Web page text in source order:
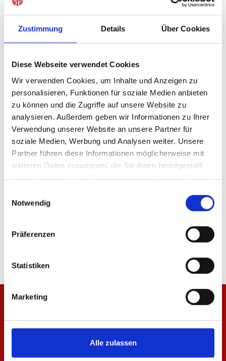
Zustimmung Details Über Cookies
Diese Webseite verwendet Cookies
Wir verwenden Cookies, um Inhalte und Anzeigen zu
personalisieren, Funktionen für soziale Medien anbieten
zu können und die Zugriffe auf unsere Website zu
analysieren. Außerdem geben wir Informationen zu Ihrer
Verwendung unserer Website an unsere Partner für
soziale Medien, Werbung und Analysen weiter. Unsere
Partner führen diese Informationen möglicherweise mit
weiteren Daten zusammen, die Sie ihnen bereitgestellt
haben oder die sie im Rahmen Ihrer Nutzung der Dienste
Notwendig
Präferenzen
Statistiken
Marketing
Alle zulassen
Produktdetails
ÄHNLICHE PRODUKTE
84,95 €